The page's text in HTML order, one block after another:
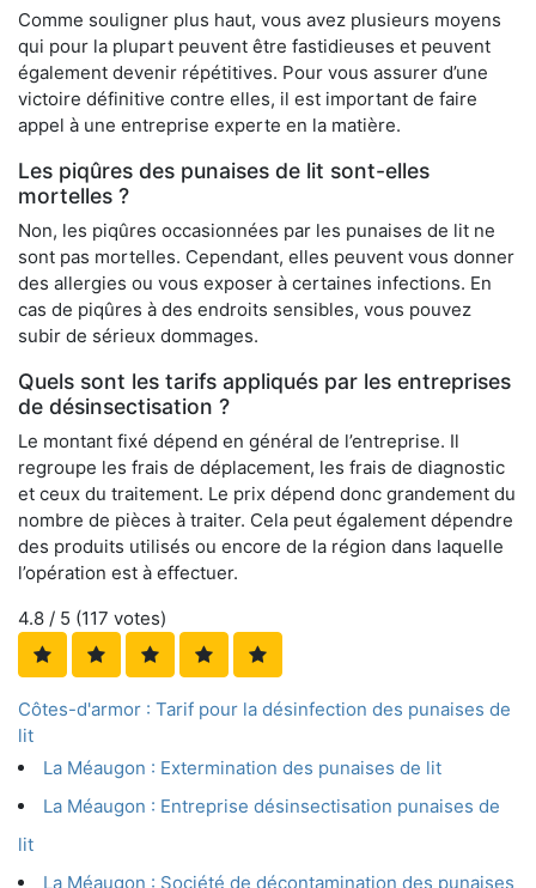
Comme souligner plus haut, vous avez plusieurs moyens
qui pour la plupart peuvent être fastidieuses et peuvent
également devenir répétitives. Pour vous assurer d’une
victoire définitive contre elles, il est important de faire
appel à une entreprise experte en la matière.
Les piqûres des punaises de lit sont-elles
mortelles ?
Non, les piqûres occasionnées par les punaises de lit ne
sont pas mortelles. Cependant, elles peuvent vous donner
des allergies ou vous exposer à certaines infections. En
cas de piqûres à des endroits sensibles, vous pouvez
subir de sérieux dommages.
Quels sont les tarifs appliqués par les entreprises
de désinsectisation ?
Le montant fixé dépend en général de l’entreprise. Il
regroupe les frais de déplacement, les frais de diagnostic
et ceux du traitement. Le prix dépend donc grandement du
nombre de pièces à traiter. Cela peut également dépendre
des produits utilisés ou encore de la région dans laquelle
l’opération est à effectuer.
4.8 / 5 (117 votes)
Côtes-d'armor : Tarif pour la désinfection des punaises de
lit
La Méaugon : Extermination des punaises de lit
La Méaugon : Entreprise désinsectisation punaises de
lit
La Méaugon : Société de décontamination des punaises